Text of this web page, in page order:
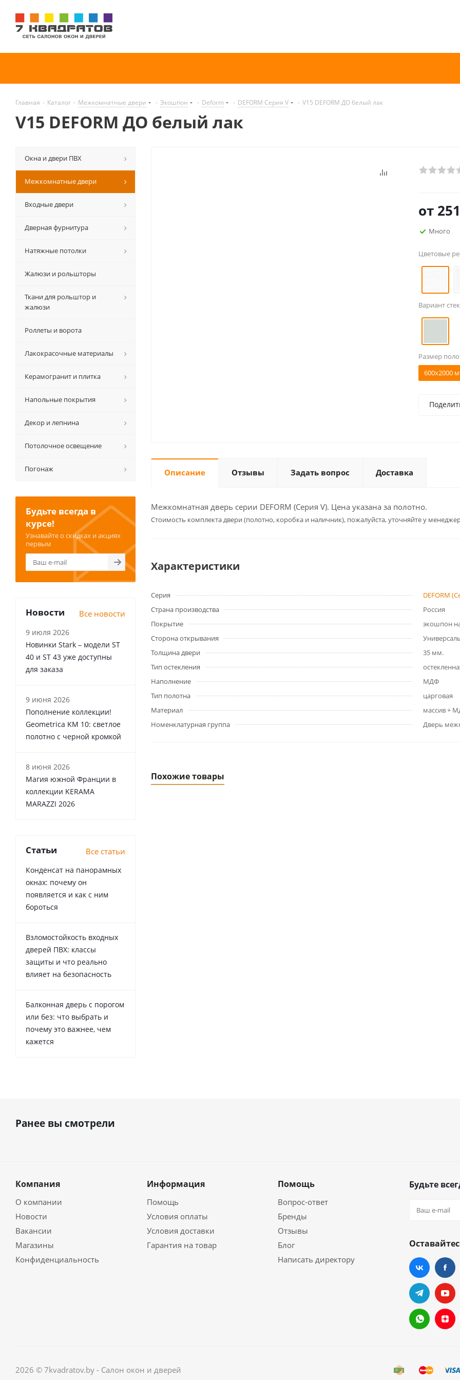
Главная - Каталог - Межкомнатные двери - Экошпон - Deform - DEFORM Серия V - V15 DEFORM ДО белый лак
V15 DEFORM ДО белый лак
от
Много
Цветовые
Вариант
Размер
600x2000
Описание Отзывы Задать вопрос Доставка
Межкомнатная дверь серии DEFORM (Серия V). Цена указана за полотно.
Cтоимость комплекта двери (полотно, коробка и наличник), пожалуйста, уточняйте у
Характеристики
Серия
DEFORM
Страна производства
Россия
Покрытие
экошпон
Сторона открывания
Толщина двери
35 мм.
Тип остекления
Наполнение
МДФ
Тип полотна
царговая
Материал
массив +
Номенклатурная группа
Дверь
Похожие товары
Окна и двери ПВХ
Межкомнатные двери
Входные двери
Дверная фурнитура
Натяжные потолки
Жалюзи и рольшторы
Ткани для рольштор и
жалюзи
Роллеты и ворота
Лакокрасочные материалы
Керамогранит и плитка
Напольные покрытия
Декор и лепнина
Потолочное освещение
Погонаж
Будьте всегда в
курсе!
Узнавайте о скидках и акциях
первым
Новости Все новости
9 июля 2026
Новинки Stark – модели ST
40 и ST 43 уже доступны
для заказа
9 июня 2026
Пополнение коллекции!
Geometrica KM 10: светлое
полотно с черной кромкой
8 июня 2026
Магия южной Франции в
коллекции KERAMA
MARAZZI 2026
Статьи Все статьи
Конденсат на панорамных
окнах: почему он
появляется и как с ним
бороться
Взломостойкость входных
дверей ПВХ: классы
защиты и что реально
влияет на безопасность
Балконная дверь с порогом
или без: что выбрать и
почему это важнее, чем
кажется
Ранее вы смотрели
Компания
О компании
Новости
Вакансии
Магазины
Конфиденциальность
Информация
Помощь
Условия оплаты
Условия доставки
Гарантия на товар
Помощь
Вопрос-ответ
Бренды
Отзывы
Блог
Написать директору
Будьте
2026 © 7kvadratov.by - Салон окон и дверей